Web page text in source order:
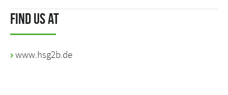
Find us at
www.hsg2b.de